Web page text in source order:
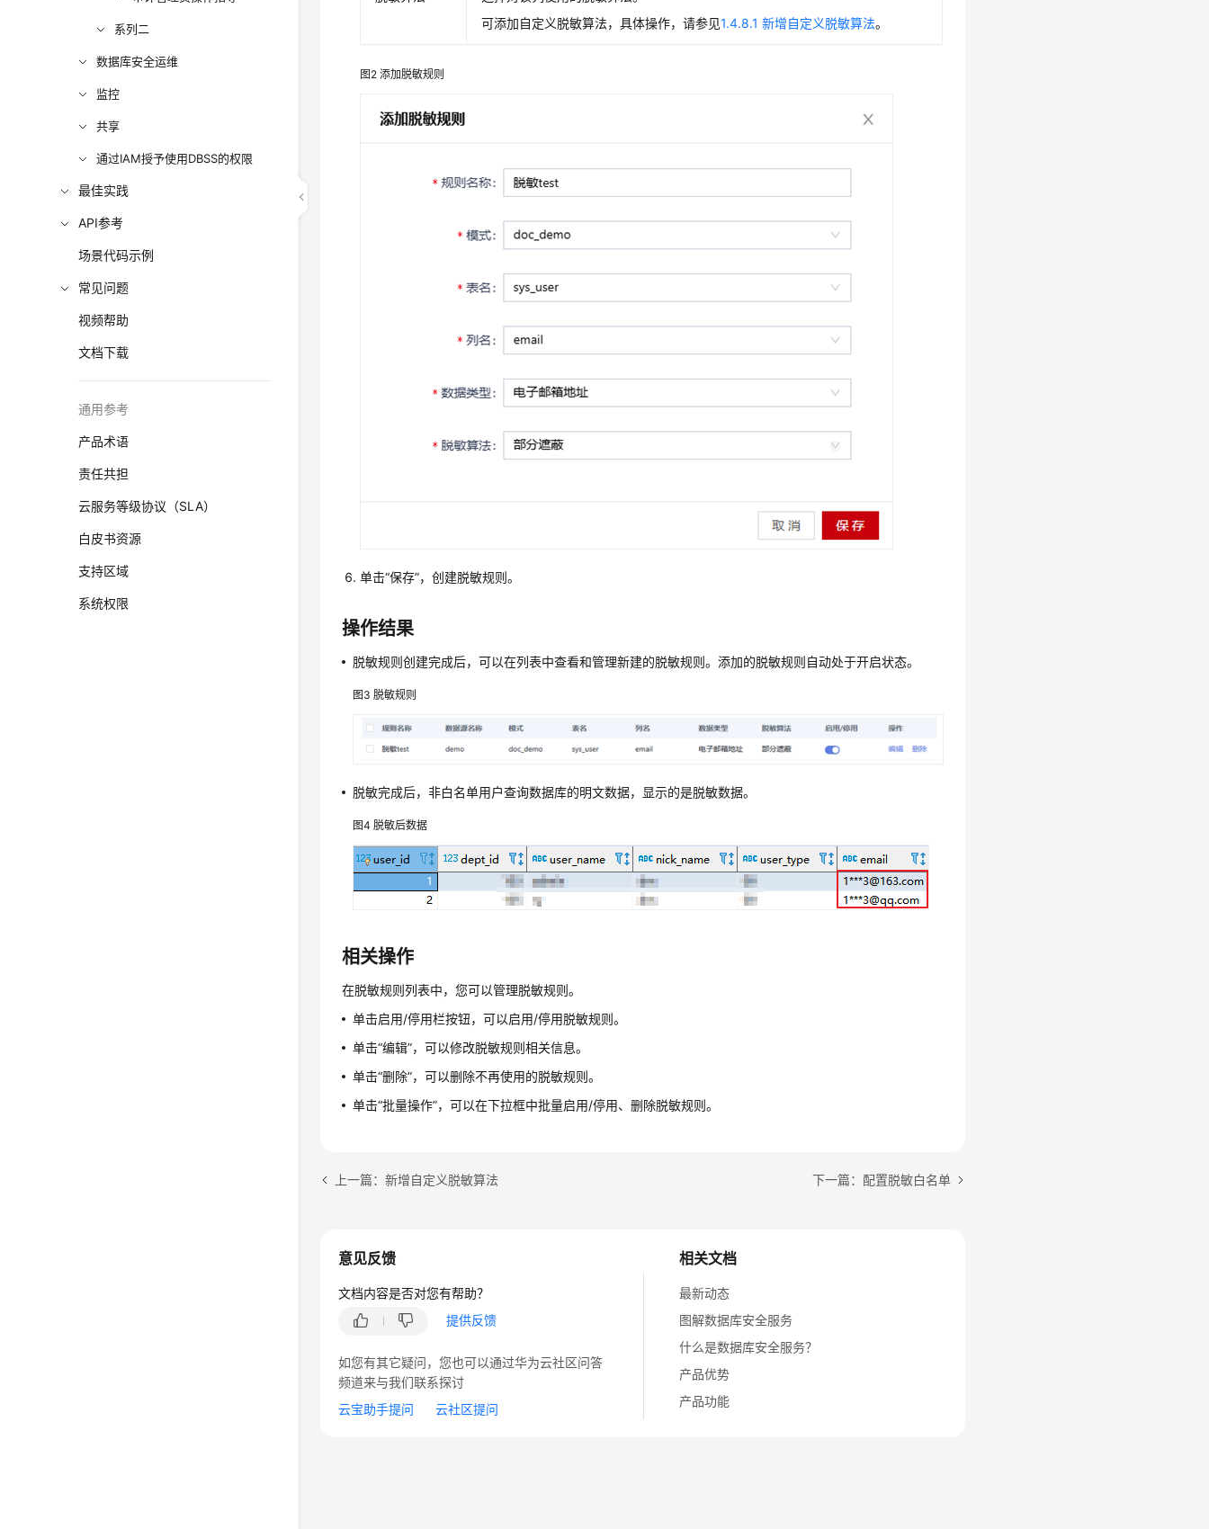
系列二
数据库安全运维
监控
共享
通过IAM授予使用DBSS的权限
最佳实践
API参考
场景代码示例
常见问题
视频帮助
文档下载
通用参考
产品术语
责任共担
云服务等级协议（SLA）
白皮书资源
支持区域
系统权限
可添加自定义脱敏算法，具体操作，请参见1.4.8.1 新增自定义脱敏算法。
图2添加脱敏规则
单击“保存”，创建脱敏规则。
操作结果
脱敏规则创建完成后，可以在列表中查看和管理新建的脱敏规则。添加的脱敏规则自动处于开启状态。
图3脱敏规则
脱敏完成后，非白名单用户查询数据库的明文数据，显示的是脱敏数据。
图4脱敏后数据
相关操作
在脱敏规则列表中，您可以管理脱敏规则。
单击启用/停用栏按钮，可以启用/停用脱敏规则。
单击“编辑”，可以修改脱敏规则相关信息。
单击“删除”，可以删除不再使用的脱敏规则。
单击“批量操作”，可以在下拉框中批量启用/停用、删除脱敏规则。
上一篇：新增自定义脱敏算法 下一篇：配置脱敏白名单
相关文档
最新动态
图解数据库安全服务
什么是数据库安全服务？
产品优势
产品功能
意见反馈
文档内容是否对您有帮助？
提供反馈
如您有其它疑问，您也可以通过华为云社区问答
频道来与我们联系探讨
云宝助手提问
云社区提问